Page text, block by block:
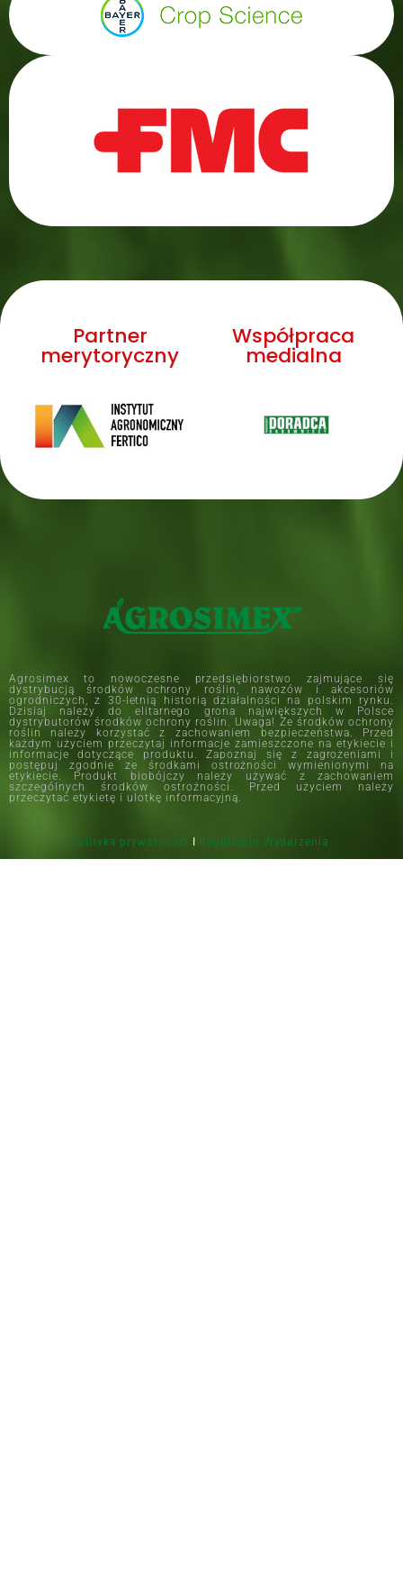
Partner
merytoryczny
Współpraca
medialna
Agrosimex to nowoczesne przedsiębiorstwo zajmujące się
dystrybucją środków ochrony roślin, nawozów i akcesoriów
ogrodniczych, z 30-letnią historią działalności na polskim rynku.
Dzisiaj należy do elitarnego grona największych w Polsce
dystrybutorów środków ochrony roślin. Uwaga! Ze środków ochrony
roślin należy korzystać z zachowaniem bezpieczeństwa. Przed
każdym użyciem przeczytaj informacje zamieszczone na etykiecie i
informacje dotyczące produktu. Zapoznaj się z zagrożeniami i
postępuj zgodnie ze środkami ostrożności wymienionymi na
etykiecie. Produkt biobójczy należy używać z zachowaniem
szczególnych środków ostrożności. Przed użyciem należy
przeczytać etykietę i ulotkę informacyjną.
Polityka prywatności I Regulamin Wydarzenia